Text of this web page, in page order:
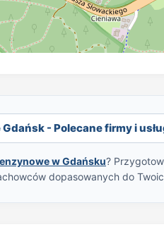
- Polecane firmy i
w Gdańsku?
dopasowanych do